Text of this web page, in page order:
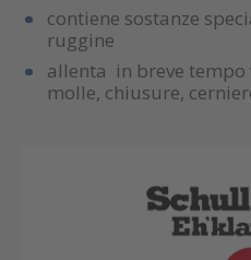
contiene sostanze
ruggine
allenta in breve
molle, chiusure,